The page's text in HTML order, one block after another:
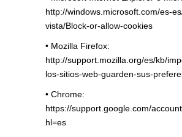
http://windows.microsoft.com/es-
vista/Block-or-allow-cookies
• Mozilla Firefox:
http://support.mozilla.org/es/kb/
los-sitios-web-guarden-sus-
• Chrome:
https://support.google.com/
hl=es